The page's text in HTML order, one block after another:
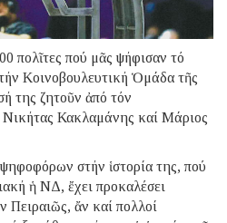
πολῖτες πού μᾶς ψήφισαν τό
Κοινοβουλευτική Ὁμάδα τῆς
της ζητοῦν ἀπό τόν
Κακλαμάνης καί Μάριος
στήν ἱστορία της, πού
ἡ ΝΔ, ἔχει προκαλέσει
Πειραιῶς, ἄν καί πολλοί